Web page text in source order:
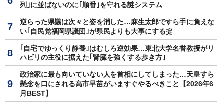
列｣に並ばないのに｢順番｣を守れる謎システム
逆らった県議は次々と姿を消した…麻生太郎ですら手に負えな
い｢自民党福岡県議団｣が県民よりも大事にする掟
｢自宅でゆっくり静養｣はむしろ逆効果…東北大学名誉教授がリ
ハビリの主役に据えた｢腎臓を強くする歩き方｣
政治家に最も向いていない人を首相にしてしまった…天皇すら
懸念を口にされる高市早苗がいますぐやるべきこと【2026年6
月BEST】